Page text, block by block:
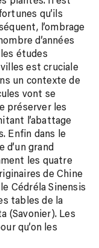
qu’ils
l’ombrage
d’années
études
est cruciale
un contexte de
vont se
préserver les
l’abattage
Enfin dans le
d’un grand
les quatre
de Chine
Cédréla Sinensis
tables de la
(Savonier). Les
qu’on les